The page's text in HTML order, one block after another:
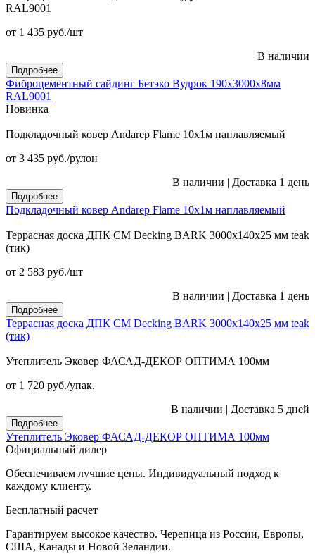
RAL9001
от 1 435 руб./шт
В наличии
Подробнее
Фиброцементный сайдинг Бетэко Вудрок 190х3000х8мм
RAL9001
Новинка
Подкладочный ковер Andarep Flame 10х1м наплавляемый
от 3 435 руб./рулон
В наличии
Доставка 1 день
Подробнее
Подкладочный ковер Andarep Flame 10х1м наплавляемый
Террасная доска ДПК CM Decking BARK 3000х140х25 мм teak
(тик)
от 2 583 руб./шт
В наличии
Доставка 1 день
Подробнее
Террасная доска ДПК CM Decking BARK 3000х140х25 мм teak
(тик)
Утеплитель Эковер ФАСАД-ДЕКОР ОПТИМА 100мм
от 1 720 руб./упак.
В наличии
Доставка 5 дней
Подробнее
Утеплитель Эковер ФАСАД-ДЕКОР ОПТИМА 100мм
Официальный дилер
Обеспечиваем лучшие цены. Индивидуальный подход к
каждому клиенту.
Бесплатный расчет
Гарантируем высокое качество. Черепица из России, Европы,
США, Канады и Новой Зеландии.